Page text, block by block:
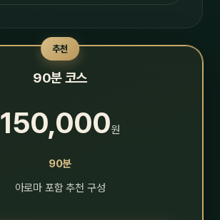
추천
90분 코스
150,000원
90분
아로마 포함 추천 구성